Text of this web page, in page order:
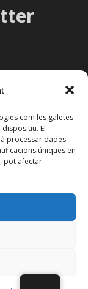
com les galetes
El
processar dades
úniques en
pot afectar